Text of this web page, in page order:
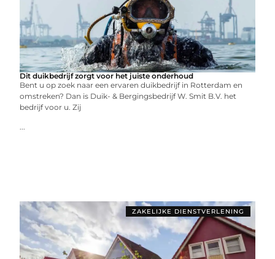
Dit duikbedrijf zorgt voor het juiste onderhoud
Bent u op zoek naar een ervaren duikbedrijf in Rotterdam en
omstreken? Dan is Duik- & Bergingsbedrijf W. Smit B.V. het
bedrijf voor u. Zij
...
ZAKELIJKE DIENSTVERLENING